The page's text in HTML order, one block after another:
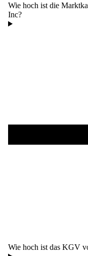
Wie hoch ist die
Inc?
Wie hoch ist das KGV